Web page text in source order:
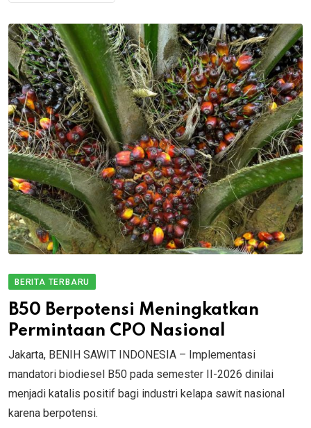
BERITA TERBARU
B50 Berpotensi Meningkatkan
Permintaan CPO Nasional
Jakarta, BENIH SAWIT INDONESIA – Implementasi
mandatori biodiesel B50 pada semester II-2026 dinilai
menjadi katalis positif bagi industri kelapa sawit nasional
karena berpotensi.